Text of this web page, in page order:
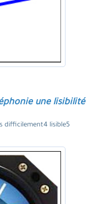
une lisibilité
difficilement4 lisible5